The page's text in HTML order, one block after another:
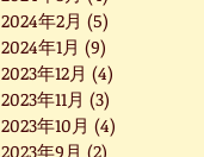
2024年2月 (5)
2024年1月 (9)
2023年12月 (4)
2023年11月 (3)
2023年10月 (4)
2023年9月 (2)